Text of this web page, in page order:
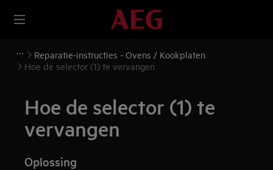
Reparatie-instructies - Ovens / Kookplaten
Hoe de selector (1) te vervangen
Hoe de selector (1) te
vervangen
Oplossing